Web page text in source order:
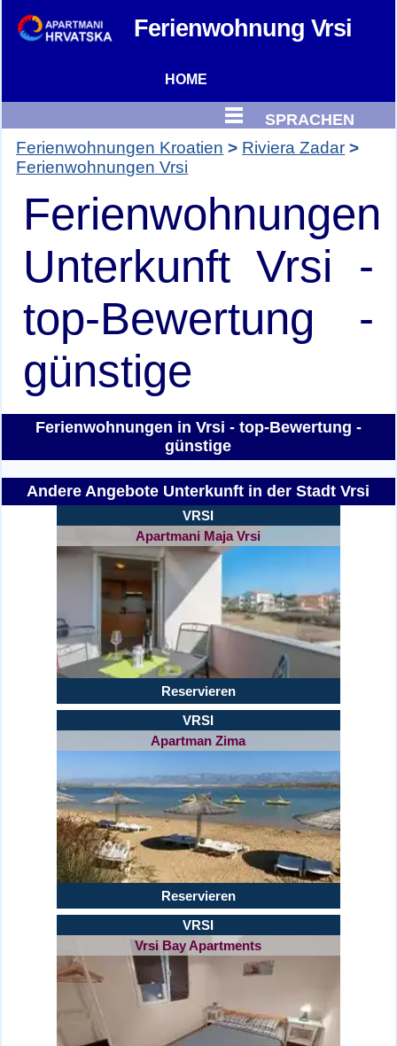
FerienwohnungVrsi
HOME
SPRACHEN
Ferienwohnungen Kroatien
Riviera Zadar
Ferienwohnungen Vrsi
Ferienwohnungen
Unterkunft Vrsi -
top-Bewertung -
günstige
Ferienwohnungen in Vrsi - top-Bewertung -
günstige
Andere Angebote Unterkunft in der Stadt Vrsi
VRSI
Apartmani Maja Vrsi
Reservieren
VRSI
Apartman Zima
Reservieren
VRSI
Vrsi Bay Apartments